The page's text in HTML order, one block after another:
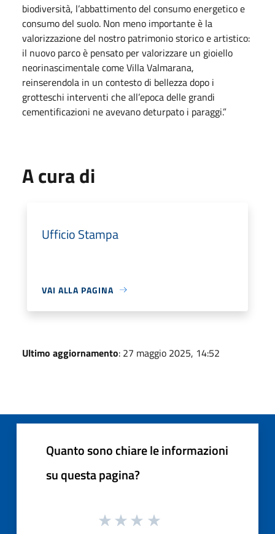
biodiversità, l’abbattimento del consumo energetico e
consumo del suolo. Non meno importante è la
valorizzazione del nostro patrimonio storico e artistico:
il nuovo parco è pensato per valorizzare un gioiello
neorinascimentale come Villa Valmarana,
reinserendola in un contesto di bellezza dopo i
grotteschi interventi che all’epoca delle grandi
cementificazioni ne avevano deturpato i paraggi.”
A cura di
Ufficio Stampa
VAI ALLA PAGINA
Ultimo aggiornamento: 27 maggio 2025, 14:52
Quanto sono chiare le informazioni
su questa pagina?